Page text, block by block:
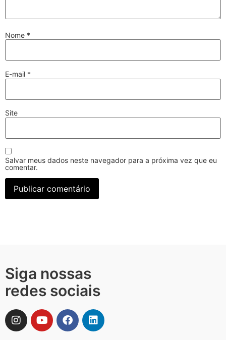
Nome *
E-mail *
Site
Salvar meus dados neste navegador para a próxima vez que eu
comentar.
Siga nossas
redes sociais